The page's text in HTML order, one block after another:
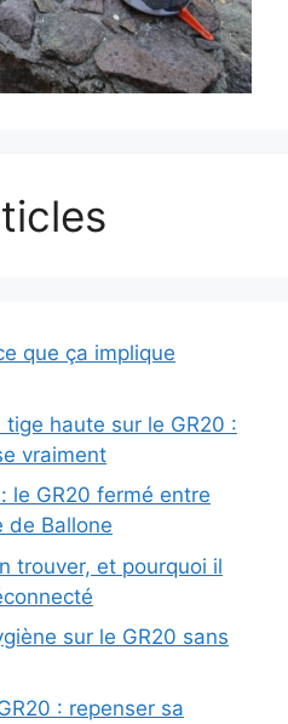
que ça implique
haute sur le GR20 :
vraiment
le GR20 fermé entre
de Ballone
trouver, et pourquoi il
sur le GR20 sans
: repenser sa